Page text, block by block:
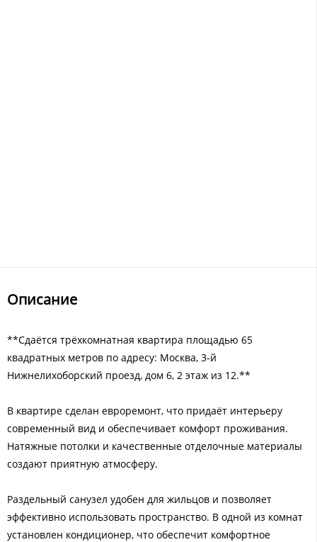
Описание
**Сдаётся трёхкомнатная квартира площадью 65
квадратных метров по адресу: Москва, 3-й
Нижнелихоборский проезд, дом 6, 2 этаж из 12.**
В квартире сделан евроремонт, что придаёт интерьеру
современный вид и обеспечивает комфорт проживания.
Натяжные потолки и качественные отделочные материалы
создают приятную атмосферу.
Раздельный санузел удобен для жильцов и позволяет
эффективно использовать пространство. В одной из комнат
установлен кондиционер, что обеспечит комфортное